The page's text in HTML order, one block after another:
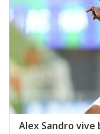
Alex Sandro vive